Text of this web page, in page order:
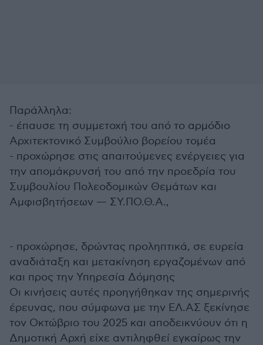
Παράλληλα:
-⁠ ⁠έπαυσε τη συμμετοχή του από το αρμόδιο
Αρχιτεκτονικό Συμβούλιο βορείου τομέα
-⁠ ⁠προχώρησε στις απαιτούμενες ενέργειες για
την απομάκρυνσή του από την προεδρία του
Συμβουλίου Πολεοδομικών Θεμάτων και
Αμφισβητήσεων — ΣΥ.ΠΟ.Θ.Α.,
-⁠ ⁠προχώρησε, δρώντας προληπτικά, σε ευρεία
αναδιάταξη και μετακίνηση εργαζομένων από
και προς την Υπηρεσία Δόμησης
Οι κινήσεις αυτές προηγήθηκαν της σημερινής
έρευνας, που σύμφωνα με την ΕΛ.ΑΣ ξεκίνησε
τον Οκτώβριο του 2025 και αποδεικνύουν ότι η
Δημοτική Αρχή είχε αντιληφθεί εγκαίρως την